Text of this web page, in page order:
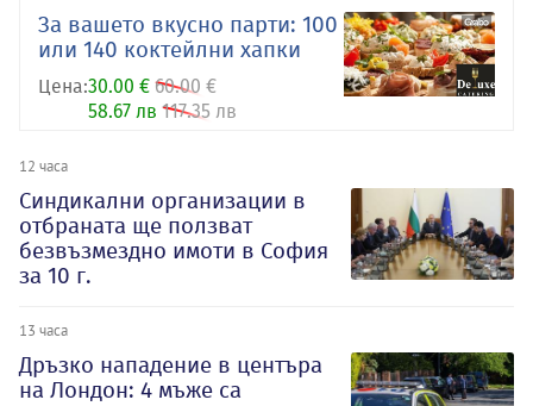
За вашето вкусно парти: 100
или 140 коктейлни хапки
Цена:30.00 € 60.00 €
58.67 лв 117.35 лв
12 часа
Синдикални организации в
отбраната ще ползват
безвъзмездно имоти в София
за 10 г.
13 часа
Дръзко нападение в центъра
на Лондон: 4 мъже са